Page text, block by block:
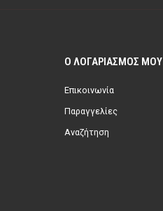
Ο ΛΟΓΑΡΙΑΣΜΌΣ ΜΟΥ
Επικοινωνία
Παραγγελίες
Αναζήτηση